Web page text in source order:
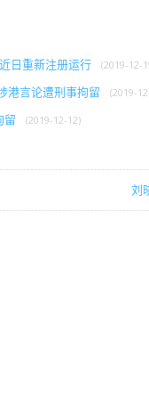
日重新注册运行 (2019-12-
港言论遭刑事拘留 (2019-
留 (2019-12-12)
刘